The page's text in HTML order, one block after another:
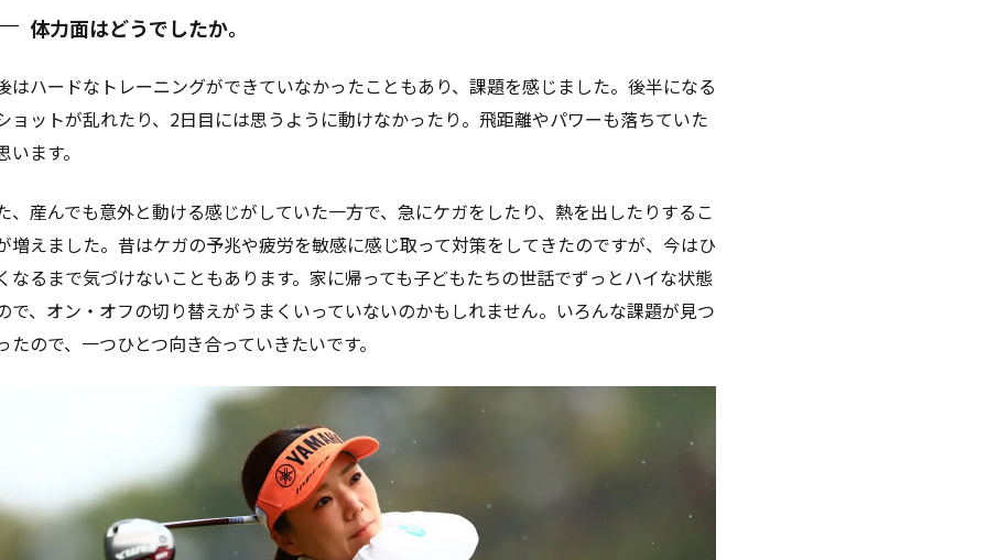
体力面はどうでしたか。
はハードなトレーニングができていなかったこともあり、課題を感じました。後半になる
ョットが乱れたり、2日目には思うように動けなかったり。飛距離やパワーも落ちていた
います。
、産んでも意外と動ける感じがしていた一方で、急にケガをしたり、熱を出したりするこ
増えました。昔はケガの予兆や疲労を敏感に感じ取って対策をしてきたのですが、今はひ
なるまで気づけないこともあります。家に帰っても子どもたちの世話でずっとハイな状態
で、オン・オフの切り替えがうまくいっていないのかもしれません。いろんな課題が見つ
たので、一つひとつ向き合っていきたいです。